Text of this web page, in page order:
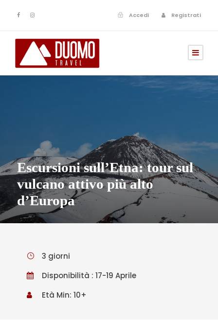
Accedi Registrati
Escursioni sull’Etna: tour sul
vulcano attivo più alto
d’Europa
3 giorni
Disponibilità : 17-19 Aprile
Età Min: 10+